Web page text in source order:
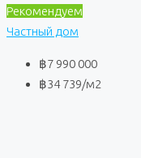
Рекомендуем
Частный дом
฿7 990 000
฿34 739/м2